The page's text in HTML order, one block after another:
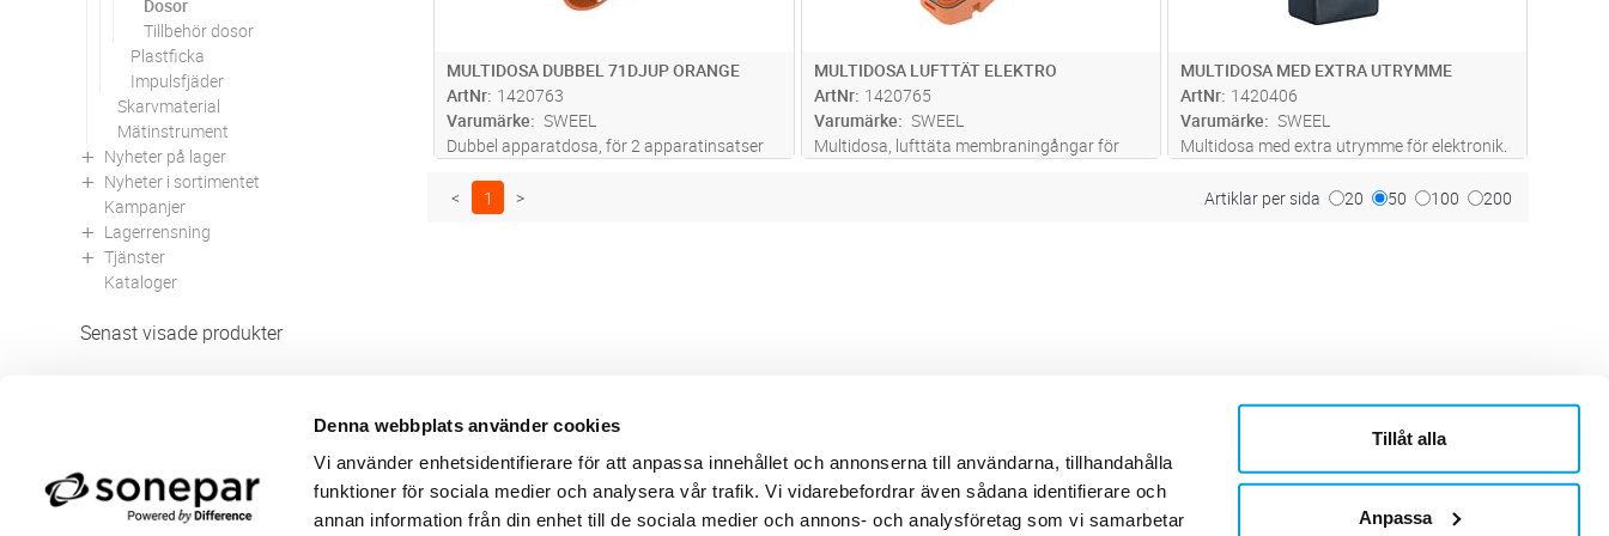
Denna webbplats använder cookies
Vi använder enhetsidentifierare för att anpassa innehållet och annonserna till användarna, tillhandahålla
funktioner för sociala medier och analysera vår trafik. Vi vidarebefordrar även sådana identifierare och
annan information från din enhet till de sociala medier och annons- och analysföretag som vi samarbetar
Tillåt alla
Anpassa
Dosor
Tillbehör dosor
Plastficka
Impulsfjäder
Skarvmaterial
Mätinstrument
Nyheter på lager
Nyheter i sortimentet
Kampanjer
Lagerrensning
Tjänster
Kataloger
Senast visade produkter
MULTIDOSA DUBBEL 71DJUP ORANGE
ArtNr 1420763
Varumärke
SWEEL
Dubbel apparatdosa, för 2 apparatinsatser
Mått enligt DIN 49073-1, för plattjocklek 7-35
mm. Normkombinationsavstånd 71 mm, 14
MULTIDOSA LUFTTÄT ELEKTRO
ArtNr 1420765
Varumärke
SWEEL
Multidosa, lufttäta membraningångar för
MULTIDOSA MED EXTRA UTRYMME
ArtNr 1420406
Varumärke
SWEEL
Multidosa med extra utrymme för elektronik.
vilket gör den enkel att montera.
< 1 > Artiklar per sida 20 50 100 200
Felanmälan
Returer
Beställa PDF fakturor
Användarvillkor
Integritetspolicy
Öppettider
Leverans- och betalningsvillkor
Elektronisk kommunikation
Produktväljare
Om Sonepar
Historik
Kontaktblad
Ledningsgrupp